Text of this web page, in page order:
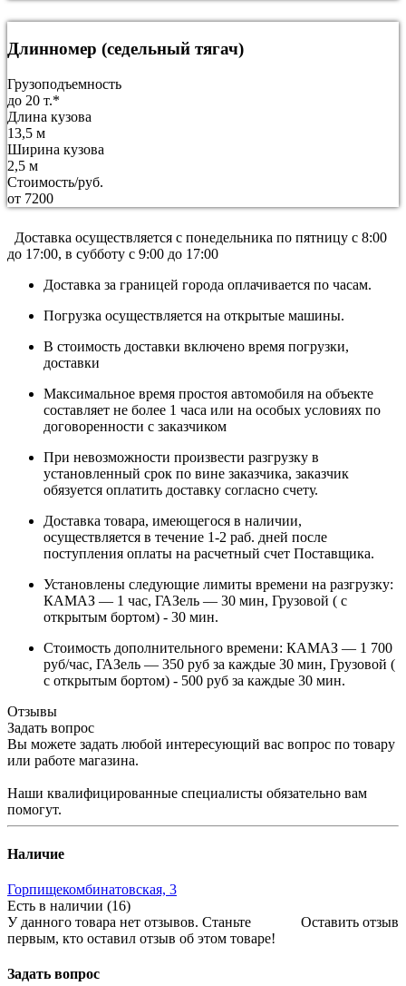
Длинномер (седельный тягач)
Грузоподъемность
до 20 т.*
Длина кузова
13,5 м
Ширина кузова
2,5 м
Стоимость/руб.
от 7200
Доставка осуществляется c понедельника по пятницу с 8:00
до 17:00, в субботу с 9:00 до 17:00
Доставка за границей города оплачивается по часам.
Погрузка осуществляется на открытые машины.
В стоимость доставки включено время погрузки,
доставки
Максимальное время простоя автомобиля на объекте
составляет не более 1 часа или на особых условиях по
договоренности с заказчиком
При невозможности произвести разгрузку в
установленный срок по вине заказчика, заказчик
обязуется оплатить доставку согласно счету.
Доставка товара, имеющегося в наличии,
осуществляется в течение 1-2 раб. дней после
поступления оплаты на расчетный счет Поставщика.
Установлены следующие лимиты времени на разгрузку:
КАМАЗ — 1 час, ГАЗель — 30 мин, Грузовой ( с
открытым бортом) - 30 мин.
Стоимость дополнительного времени: КАМАЗ — 1 700
руб/час, ГАЗель — 350 руб за каждые 30 мин, Грузовой (
с открытым бортом) - 500 руб за каждые 30 мин.
Отзывы
Задать вопрос
Вы можете задать любой интересующий вас вопрос по товару
или работе магазина.
Наши квалифицированные специалисты обязательно вам
помогут.
Наличие
Горпищекомбинатовская, 3
Есть в наличии (16)
Оставить отзыв
У данного товара нет отзывов. Станьте
первым, кто оставил отзыв об этом товаре!
Задать вопрос